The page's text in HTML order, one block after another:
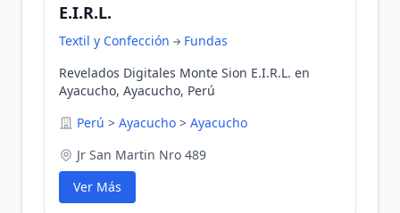
E.I.R.L.
Textil y Confección
Fundas
Revelados Digitales Monte Sion E.I.R.L. en
Ayacucho, Ayacucho, Perú
Perú > Ayacucho > Ayacucho
Jr San Martin Nro 489
Ver Más